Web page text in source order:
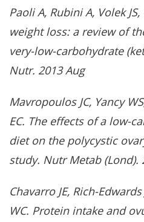
Paoli A, Rubini A, Volek
weight loss: a review of
very-low-carbohydrate
Nutr. 2013 Aug
Mavropoulos JC, Yancy
EC. The effects of a low-
diet on the polycystic
study. Nutr Metab (Lond).
Chavarro JE, Rich-
WC. Protein intake and